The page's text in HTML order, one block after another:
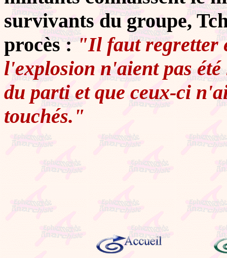
survivants du groupe,
procès :"Il faut regretter
l'explosion n'aient pas
du parti et que ceux-ci
touchés."